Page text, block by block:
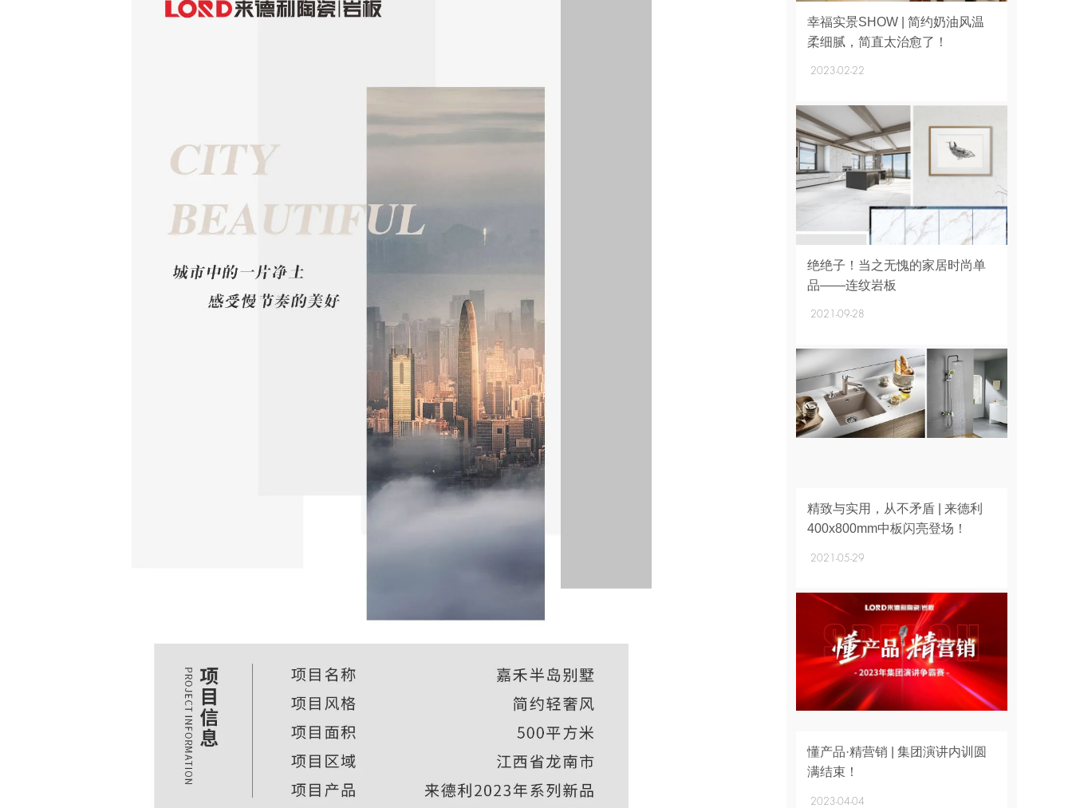
幸福实景SHOW | 简约奶油风温
柔细腻，简直太治愈了！
2023-02-22
绝绝子！当之无愧的家居时尚单
品——连纹岩板
2021-09-28
精致与实用，从不矛盾 | 来德利
400x800mm中板闪亮登场！
2021-05-29
懂产品·精营销 | 集团演讲内训圆
满结束！
2023-04-04